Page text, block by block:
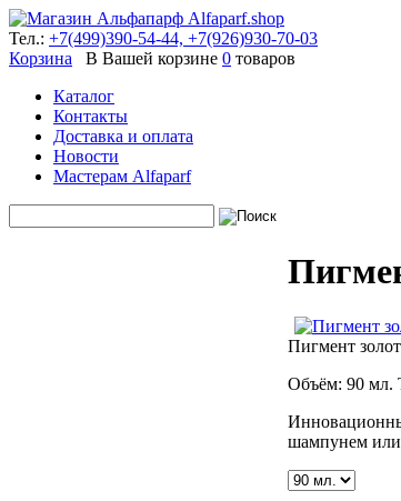
Тел.: +7(499)390-54-44, +7(926)930-70-03
Корзина В Вашей корзине 0 товаров
Каталог
Контакты
Доставка и оплата
Новости
Мастерам Alfaparf
Пигмент
Объём: 90 мл.
шампунем или